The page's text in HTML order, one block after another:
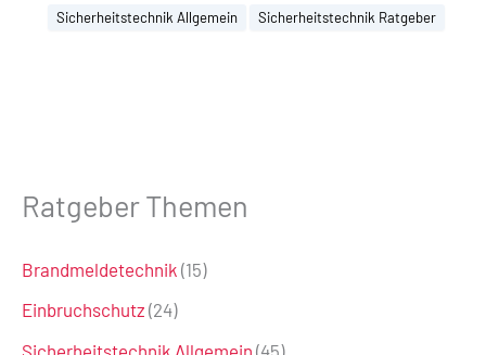
Sicherheitstechnik Allgemein Sicherheitstechnik Ratgeber
Ratgeber Themen
Brandmeldetechnik (15)
Einbruchschutz (24)